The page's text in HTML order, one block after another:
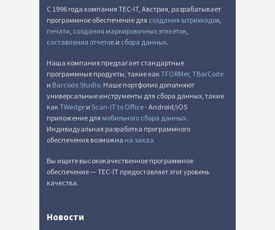
С 1996 года компания TEC-IT, Австрия, разрабатывает
программное обеспечение для создания штрихкодов,
печати, создания маркировочных этикеток,
составления отчетов и сбора данных.
Наша компания предлагает стандартные
программные продукты, такие какTFORMer, TBarCode
и Barcode Studio. Наше портфолио дополняют
универсальные инструменты для сбора данных, такие
какTWedge и Scan-IT to Office- Android/iOS
приложение для мобильного сбора данных.
Индивидуальная разработка программного
обеспечения возможна на заказ.
Вы ищите высококачественное программное
обеспечение — TEC-IT предоставляет этот уровень
качества.
Новости